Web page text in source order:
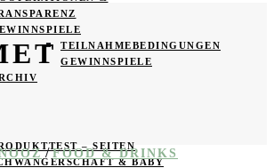
TEILNAHMEBEDINGUNGEN
GEWINNSPIELE
– SEITEN
& BABY
/ FOOD & DRINKS